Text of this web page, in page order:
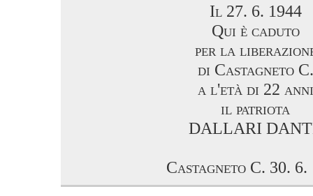
Il 27. 6. 1944
Qui è caduto
per la
di Castagneto C.
a l'età di 22 anni
il patriota
DALLARI
Castagneto C. 30. 6.